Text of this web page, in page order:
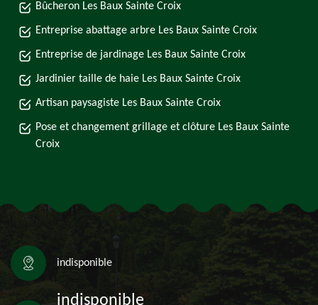
Bûcheron Les Baux Sainte Croix
Entreprise abattage arbre Les Baux Sainte Croix
Entreprise de jardinage Les Baux Sainte Croix
Jardinier taille de haie Les Baux Sainte Croix
Artisan paysagiste Les Baux Sainte Croix
Pose et changement grillage et clôture Les Baux Sainte
Croix
indisponible
indisponible